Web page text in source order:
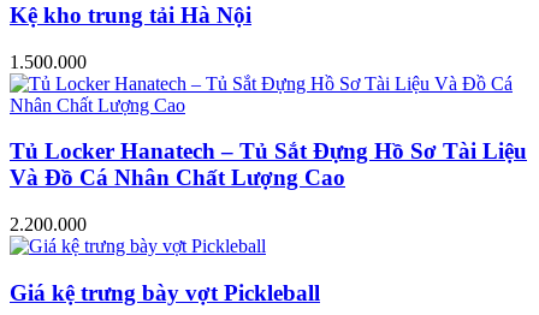
Kệ kho trung tải Hà Nội
1.500.000
Tủ Locker Hanatech – Tủ Sắt Đựng Hồ Sơ Tài Liệu
Và Đồ Cá Nhân Chất Lượng Cao
2.200.000
Giá kệ trưng bày vợt Pickleball